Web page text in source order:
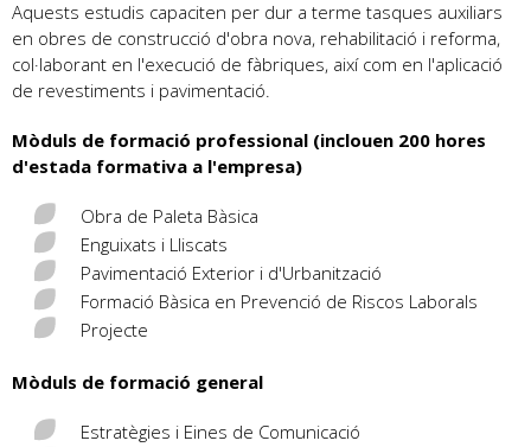
Aquests estudis capaciten per dur a terme tasques auxiliars
en obres de construcció d'obra nova, rehabilitació i reforma,
col·laborant en l'execució de fàbriques, així com en l'aplicació
de revestiments i pavimentació.
Mòduls de formació professional (inclouen 200 hores
d'estada formativa a l'empresa)
Obra de Paleta Bàsica
Enguixats i Lliscats
Pavimentació Exterior i d'Urbanització
Formació Bàsica en Prevenció de Riscos Laborals
Projecte
Mòduls de formació general
Estratègies i Eines de Comunicació